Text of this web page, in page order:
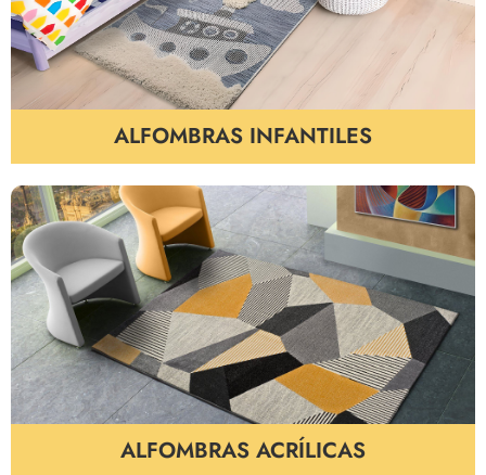
ALFOMBRAS INFANTILES
ALFOMBRAS ACRÍLICAS